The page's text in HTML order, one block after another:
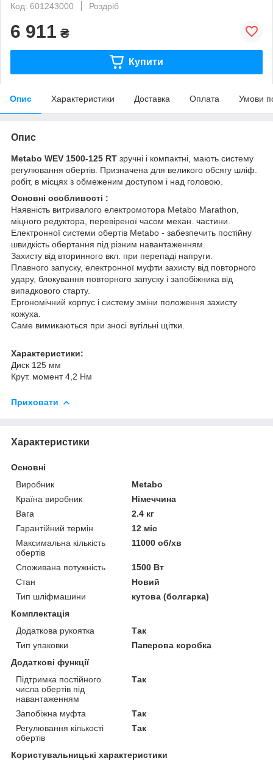
Код: 601243000
Роздріб
6 911 ₴
Купити
Опис Характеристики Доставка Оплата Умови
Опис
Metabo WEV 1500-125 RT зручні і компактні, мають систему
регулювання обертів. Призначена для великого обсягу шліф.
робіт, в місцях з обмеженим доступом і над головою.
Основні особливості :
Наявність витривалого електромотора Metabo Marathon,
міцного редуктора, перевіреної часом механ. частини.
Електронної системи обертів Metabo - забезпечить постійну
швидкість обертання під різним навантаженням.
Захисту від вторинного вкл. при перепаді напруги.
Плавного запуску, електронної муфти захисту від повторного
удару, блокування повторного запуску і запобіжника від
випадкового старту.
Ергономічний корпус і систему зміни положення захисту
кожуха.
Саме вимикаються при зносі вугільні щітки.
Характеристики:
Диск 125 мм
Крут. момент 4,2 Нм
Приховати
Характеристики
Основні
Виробник
Metabo
Країна виробник
Німеччина
Вага
2.4 кг
Гарантійний термін
12 міс
Максимальна кількість
обертів
11000 об/хв
Споживана потужність
1500 Вт
Стан
Новий
Тип шліфмашини
кутова (болгарка)
Комплектація
Додаткова рукоятка
Так
Тип упаковки
Паперова коробка
Додаткові функції
Підтримка постійного
числа обертів під
навантаженням
Так
Запобіжна муфта
Так
Регулювання кількості
обертів
Так
Користувальницькі характеристики